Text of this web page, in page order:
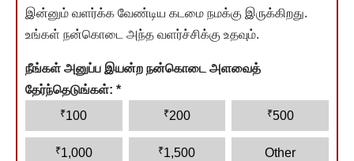
இன்னும் வளர்க்க வேண்டிய கடமை நமக்கு இருக்கிறது.
உங்கள் நன்கொடை அந்த வளர்ச்சிக்கு உதவும்.
நீங்கள் அனுப்ப இயன்ற நன்கொடை அளவைத்
தேர்ந்தெடுங்கள்: *
₹100 ₹200 ₹500
₹1,000 ₹1,500 Other